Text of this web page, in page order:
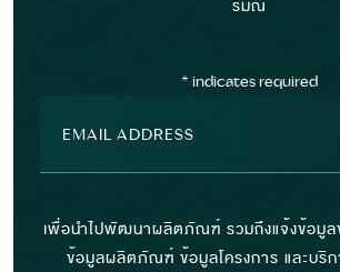
* indicates required
เพื่อนำไปพัฒนาผลิตภัณฑ์ รวมถึงแจ้งข้อมูล
ข้อมูลผลิตภัณฑ์ ข้อมูลโครงการ และบริ